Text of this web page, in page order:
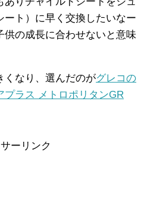
ート）に早く交換したいなー
供の成長に合わせないと意味
くなり、選んだのがグレコの
プラス メトロポリタンGR
ーリンク